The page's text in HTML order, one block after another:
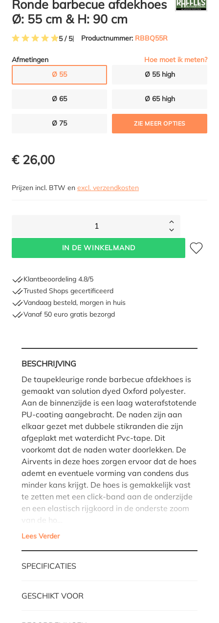
Ronde barbecue afdekhoes
Ø: 55 cm & H: 90 cm
5 / 5 Productnummer: RBBQ55R
Afmetingen
Hoe moet ik meten?
Ø 55
Ø 55 high
Ø 65 Ø 65 high
Ø 75 ZIE MEER OPTIES
€ 26,00
Prijzen incl. BTW en excl. verzendkosten
1
IN DE WINKELMAND
Klantbeoordeling 4.8/5
Trusted Shops gecertificeerd
Vandaag besteld, morgen in huis
Vanaf 50 euro gratis bezorgd
BESCHRIJVING
De taupekleurige ronde barbecue afdekhoes is
gemaakt van solution dyed Oxford polyester.
Aan de binnenzijde is een laag waterafstotende
PU-coating aangebracht. De naden zijn aan
elkaar gezet met dubbele stikranden die zijn
afgeplakt met waterdicht Pvc-tape. Dit
voorkomt dat de naden water doorlekken. De
Airvents in deze hoes zorgen ervoor dat de hoes
ademt en eventuele vorming van condens dus
minder kans krijgt. De hoes is gemakkelijk vast
te zetten met een click-band aan de onderzijde
en een elastisch rijgkoord in de onderste zoom
van de ho…
Lees Verder
SPECIFICATIES
GESCHIKT VOOR